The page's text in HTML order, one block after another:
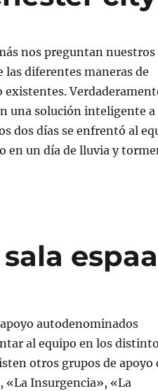
nos preguntan nuestros
las diferentes maneras de
una solución inteligente a
dos días se enfrentó al
en un día de lluvia y
espaa
autodenominados
al equipo en los
otros grupos de apoyo
«La Insurgencia», «La